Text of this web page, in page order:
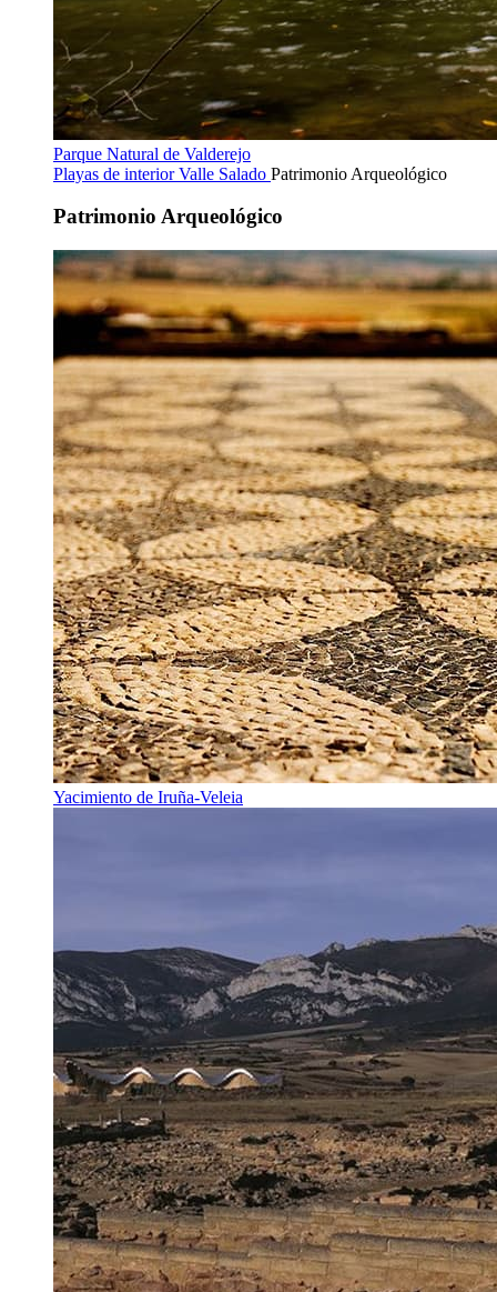
Parque Natural de Valderejo
Playas de interiorValle Salado Patrimonio Arqueológico
Patrimonio Arqueológico
Yacimiento de Iruña-Veleia